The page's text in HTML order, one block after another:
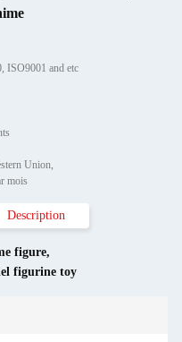
ISO9001 and etc
Union,
mois
Description
figure,
figurine toy